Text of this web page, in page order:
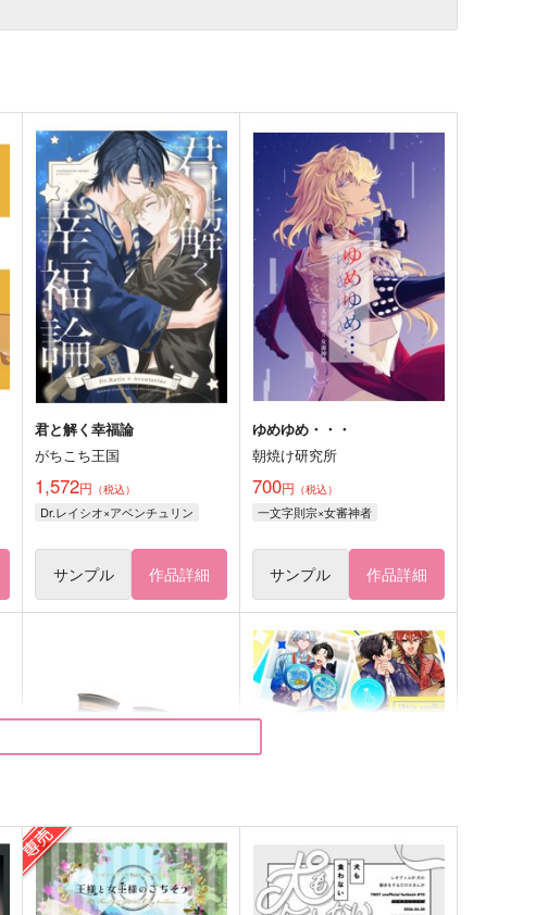
君と解く幸福論
がちこち王国
1,572円 （税込）
Dr.レイシオ×アベンチュリン
サンプル 作品詳細
ゆめゆめ・・・
朝焼け研究所
700円 （税込）
一文字則宗×女審神者
サンプル 作品詳細